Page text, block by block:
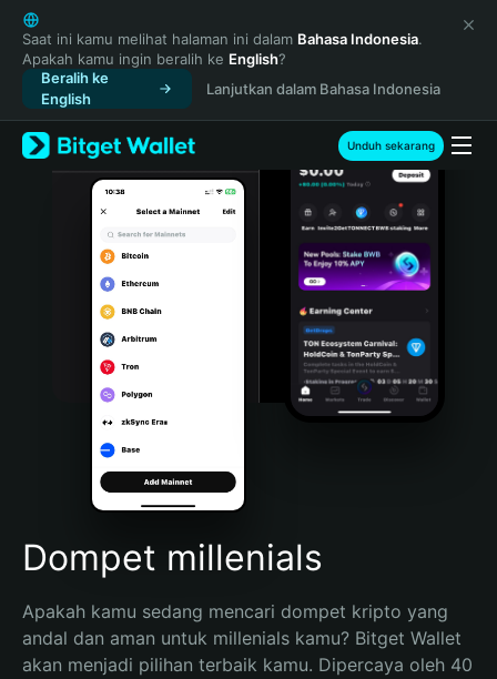
English
日本語
Tiếng Việt
Русский
Español (Latinoamérica)
Türkçe
Italiano
Português (Portugal)
Bahasa Indonesia
Português (Brasil)
Español (Argentina)
Saat ini kamu melihat halaman ini dalam Bahasa Indonesia.
Apakah kamu ingin beralih ke English?
Beralih ke
English
Lanjutkan dalam Bahasa Indonesia
Unduh sekarang
Dompet millenials
Apakah kamu sedang mencari dompet kripto yang
andal dan aman untuk millenials kamu? Bitget Wallet
akan menjadi pilihan terbaik kamu. Dipercaya oleh 40